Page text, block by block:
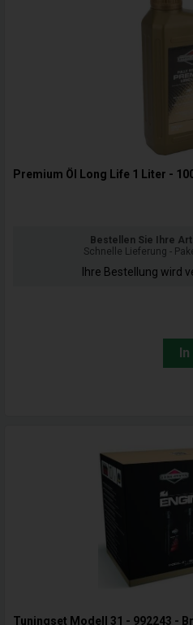
Premium Öl Long Life 1 Liter -
Bestellen Sie Ihre
Schnelle Lieferung -
Ihre Bestellung wird
Tuningset Modell 31 - 992243 -